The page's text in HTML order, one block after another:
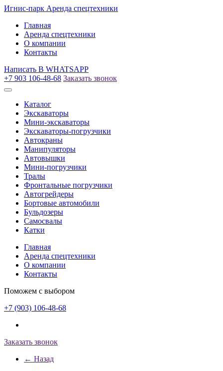
Игнис-парк Аренда спецтехники
Главная
Аренда спецтехники
О компании
Контакты
Написать В WHATSAPP
+7 903 106-48-68 Заказать звонок
Каталог
Экскаваторы
Мини-экскаваторы
Экскаваторы-погрузчики
Автокраны
Манипуляторы
Автовышки
Мини-погрузчики
Тралы
Фронтальные погрузчики
Автогрейдеры
Бортовые автомобили
Бульдозеры
Самосвалы
Катки
Главная
Аренда спецтехники
О компании
Контакты
Поможем с выбором
+7 (903) 106-48-68
Заказать звонок
← Назад